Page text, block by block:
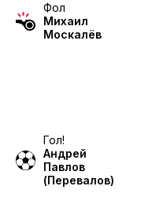
Фол
Михаил
Москалёв
Гол!
Андрей
Павлов
(Перевалов)